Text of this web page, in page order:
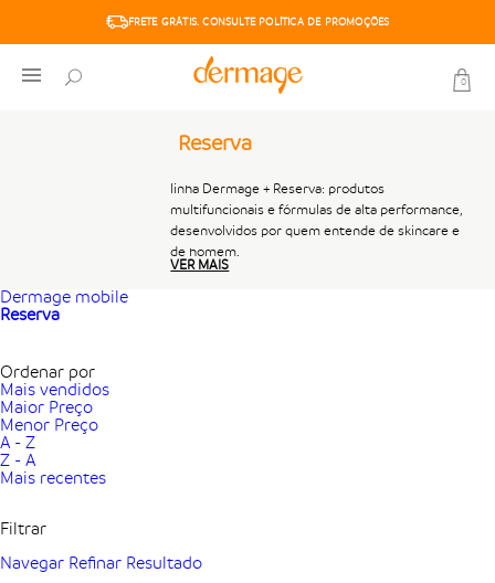
FRETE GRÁTIS. CONSULTE POLÍTICA DE PROMOÇÕES
6X SEM JUROS. PARCELA MÍNIMA R$50,00
0
Reserva
linha Dermage + Reserva: produtos
multifuncionais e fórmulas de alta performance,
desenvolvidos por quem entende de skincare e
de homem.
VER MAIS
Dermage mobile
Reserva
Ordenar por
Mais vendidos
Maior Preço
Menor Preço
A - Z
Z - A
Mais recentes
Filtrar
Navegar Refinar Resultado